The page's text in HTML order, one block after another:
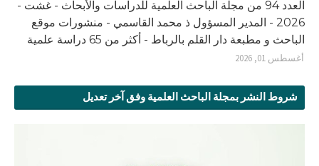
العدد 94 من مجلة الباحث العلمية للدراسات والأبحاث - غشت -
2026 - المدير المسؤول ذ محمد القاسمي - منشورات موقع
الباحث و مطبعة دار القلم بالرباط - أكثر من 65 دراسة علمية
أغسطس 01, 2026
شروط النشر بمجلة الباحث العلمية وفق آخر تعديل